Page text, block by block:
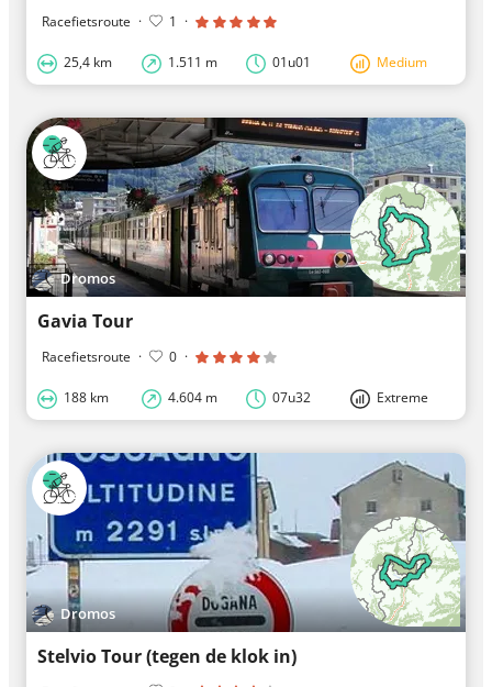
Racefietsroute · 1 ·
25,4 km 1.511 m 01u01 Medium
Dromos
Gavia Tour
Racefietsroute · 0 ·
188 km 4.604 m 07u32 Extreme
Dromos
Stelvio Tour (tegen de klok in)